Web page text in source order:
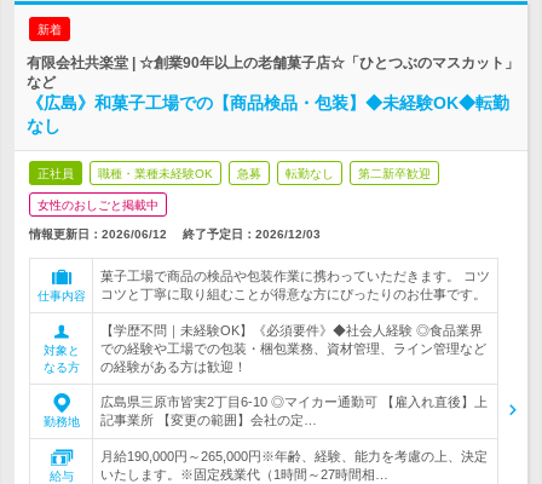
新着
有限会社共楽堂 | ☆創業90年以上の老舗菓子店☆「ひとつぶのマスカット」
など
《広島》和菓子工場での【商品検品・包装】◆未経験OK◆転勤
なし
正社員 職種・業種未経験OK 急募 転勤なし 第二新卒歓迎
女性のおしごと掲載中
情報更新日：2026/06/12 終了予定日： 2026/12/03
仕事内容
菓子工場で商品の検品や包装作業に携わっていただきます。 コツ
コツと丁寧に取り組むことが得意な方にぴったりのお仕事です。
対象と
なる方
【学歴不問｜未経験OK】《必須要件》◆社会人経験 ◎食品業界
での経験や工場での包装・梱包業務、資材管理、ライン管理など
の経験がある方は歓迎！
勤務地
広島県三原市皆実2丁目6-10 ◎マイカー通勤可 【雇入れ直後】上
記事業所 【変更の範囲】会社の定…
給与
月給190,000円～265,000円※年齢、経験、能力を考慮の上、決定
いたします。※固定残業代（1時間～27時間相…